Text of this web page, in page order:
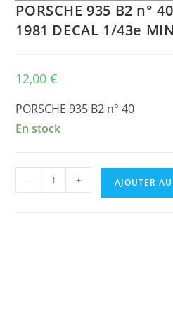
PORSCHE 935 B2 n°
1981 DECAL 1/43e
12,00€
PORSCHE 935 B2 n° 40
En stock
quantité
de
- + AJOUTER